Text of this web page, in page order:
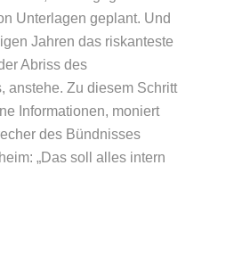
Unterlagen geplant. Und
Jahren das riskanteste
Abriss des
anstehe. Zu diesem Schritt
Informationen, moniert
des Bündnisses
„Das soll alles intern